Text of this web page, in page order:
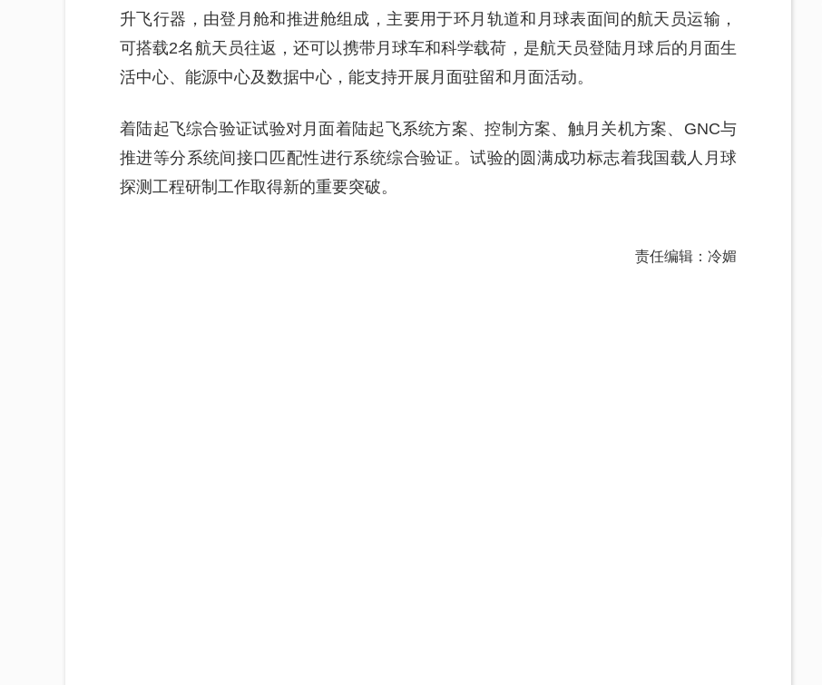
升飞行器，由登月舱和推进舱组成，主要用于环月轨道和月球表面间的航天员运输，
可搭载2名航天员往返，还可以携带月球车和科学载荷，是航天员登陆月球后的月面生
活中心、能源中心及数据中心，能支持开展月面驻留和月面活动。
着陆起飞综合验证试验对月面着陆起飞系统方案、控制方案、触月关机方案、GNC与
推进等分系统间接口匹配性进行系统综合验证。试验的圆满成功标志着我国载人月球
探测工程研制工作取得新的重要突破。
责任编辑：冷媚